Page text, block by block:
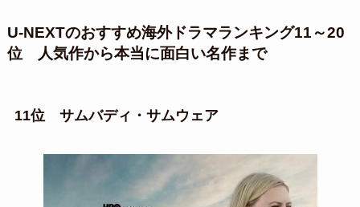
U-NEXTのおすすめ海外ドラマランキング11～20
位 人気作から本当に面白い名作まで
11位 サムバディ・サムウェア